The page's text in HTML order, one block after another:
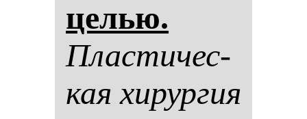
целью.
Плас­ти­чес­
кая хи­рур­гия